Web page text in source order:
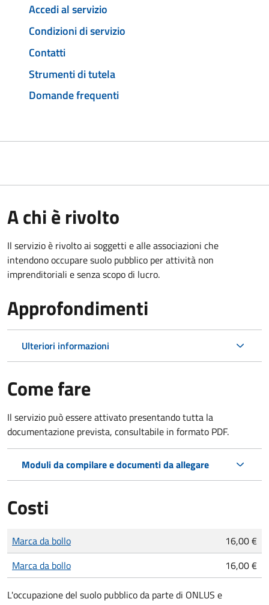
Accedi al servizio
Condizioni di servizio
Contatti
Strumenti di tutela
Domande frequenti
A chi è rivolto
Il servizio è rivolto ai soggetti e alle associazioni che
intendono occupare suolo pubblico per attività non
imprenditoriali e senza scopo di lucro.
Approfondimenti
Ulteriori informazioni
Come fare
Il servizio può essere attivato presentando tutta la
documentazione prevista, consultabile in formato PDF.
Moduli da compilare e documenti da allegare
Costi
Tipo di pagamento
Importo
Marca da bollo
16,00 €
Marca da bollo
16,00 €
L'occupazione del suolo pubblico da parte di ONLUS e